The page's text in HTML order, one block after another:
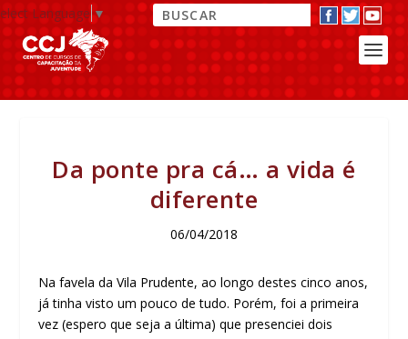
Language▼
Da ponte pra cá… a vida é
diferente
06/04/2018
Na favela da Vila Prudente, ao longo destes cinco anos,
já tinha visto um pouco de tudo. Porém, foi a primeira
vez (espero que seja a última) que presenciei dois